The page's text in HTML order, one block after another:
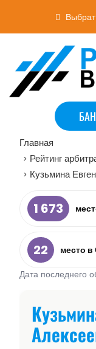
Главная
> Рейтинг
> Кузьмина
1 673
22
место
Дата последнего